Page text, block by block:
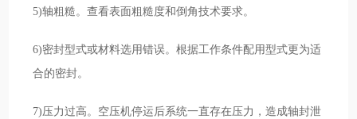
5)轴粗糙。查看表面粗糙度和倒角技术要求。
6)密封型式或材料选用错误。根据工作条件配用型式更为适
合的密封。
7)压力过高。空压机停运后系统一直存在压力，造成轴封泄